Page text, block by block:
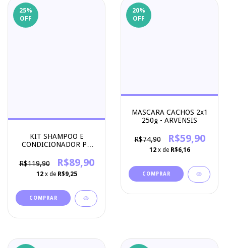
25%
OFF
KIT SHAMPOO E
CONDICIONADOR PH
COSMETICOS
R$119,90 R$89,90
12 x de R$9,25
20%
OFF
MASCARA CACHOS 2x1
250g - ARVENSIS
R$74,90 R$59,90
12 x de R$6,16